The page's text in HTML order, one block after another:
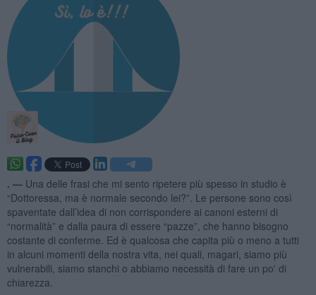
. — Una delle frasi che mi sento ripetere più spesso in studio è
“Dottoressa, ma è normale secondo lei?”. Le persone sono così
spaventate dall’idea di non corrispondere ai canoni esterni di
“normalità” e dalla paura di essere “pazze”, che hanno bisogno
costante di conferme. Ed è qualcosa che capita più o meno a tutti
in alcuni momenti della nostra vita, nei quali, magari, siamo più
vulnerabili, siamo stanchi o abbiamo necessità di fare un po' di
chiarezza.